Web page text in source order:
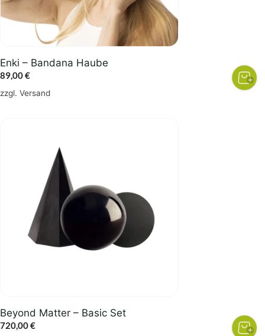
Enki – Bandana Haube
89,00€
zzgl. Versand
Beyond Matter – Basic Set
720,00€